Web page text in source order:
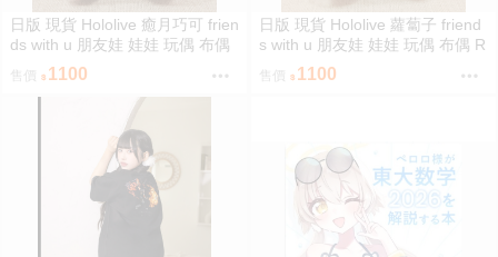
日版 現貨 Hololive 癒月巧可 frien
ds with u 朋友娃 娃娃 玩偶 布偶
癒月ちょこ
售價 1100
日版 現貨 Hololive 蘿蔔子 friend
s with u 朋友娃 娃娃 玩偶 布偶 R
oboco ロボ子
售價 1100